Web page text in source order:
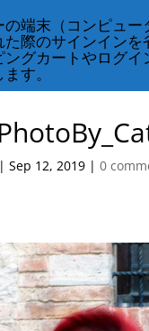
| Sep 12, 2019 | 0
端末（コンピュ
際のサインイン
グカートやログ
す。